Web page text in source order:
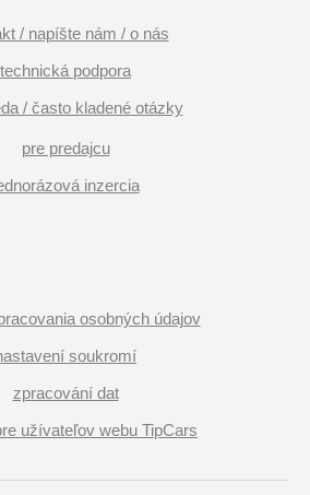
/ napíšte nám / o nás
technická podpora
/ často kladené otázky
pre predajcu
inzercia
osobných údajov
soukromí
zpracování dat
užívateľov webu TipCars